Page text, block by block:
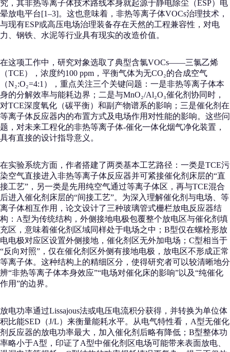
究，其非热等离子体技术路线本身就起源于静电除尘（ESP）电
晕放电平台[1–3]。这也意味着，非热等离子体VOCs治理技术，
与现有ESP或高压电场治理装备存在天然的工程兼容性，对电
力、钢铁、水泥等行业具有现实的改造价值。
在这项工作中，研究对象选取了典型含氯VOCs——三氯乙烯
（TCE），浓度约100 ppm，平衡气体为无CO₂的合成空气
（N₂:O₂=4:1），重点关注三个关键问题：一是非热等离子体本
身的分解效率与能耗边界；二是与MnO₂/Al₂O₃催化剂协同时，
对TCE深度氧化（碳平衡）和副产物谱系的影响；三是催化剂在
等离子体反应器内的布置方式及电场作用对性能的影响。这些问
题，对未来工程化的非热等离子体-催化一体化烟气净化装置，
具有直接的设计指导意义。
在实验系统方面，作者搭建了两类基本工艺路径：一类是TCE污
染空气直接进入非热等离子体反应器并可紧接催化剂床层的“直
接工艺”，另一类是先用纯空气通过等离子体区，再与TCE混合
后进入催化剂床层的“间接工艺”。为深入理解催化剂与电场、等
离子体相互作用，论文设计了三种玻璃管式栅栏放电反应器结
构：A型为传统结构，外侧接地电极包覆整个放电区与催化剂填
充区，意味着催化剂区域同样处于电场之中；B型仅在螺栓形放
电电极对应区设置外侧接地，催化剂区无外加电场；C型相当于
“反向对照”，仅在催化剂区外侧有接地电极，放电区不形成正常
等离子体。这种结构上的精细区分，使得研究者可以较清晰地分
辨“非热等离子体本身效应”“电场对催化床的影响”以及“纯催化
作用”的边界。
放电功率通过Lissajous法或电压电流积分获得，并转换为单位体
积比能SED（J/L）来衡量能耗水平。从电气特性看，A型无催化
剂反应器的放电功率最大，加入催化剂后略有降低；B型整体功
率略小于A型，印证了A型中催化剂区电场可能带来表面放电、